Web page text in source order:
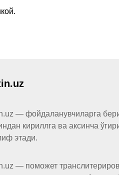
— фойдаланувчиларга
кириллга ва аксинча
этади.
— поможет